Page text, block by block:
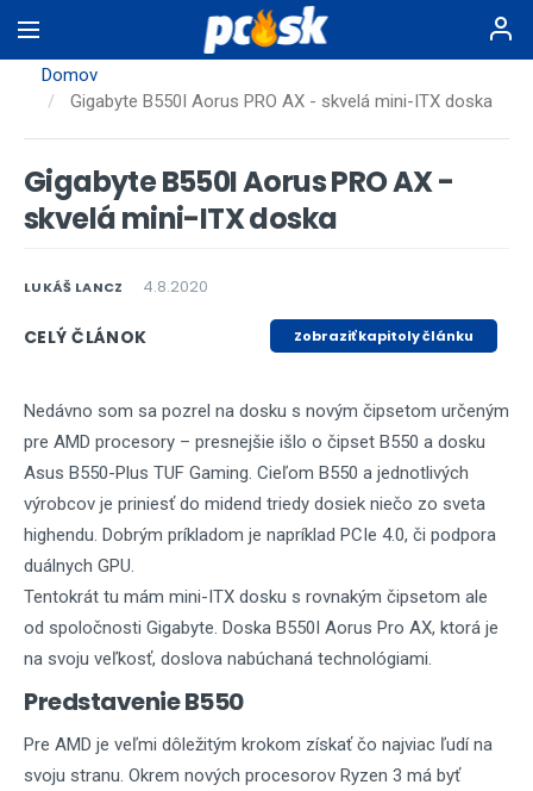
na
hlavnýDomov
Gigabyte B550I Aorus PRO AX - skvelá mini-ITX doska
Gigabyte B550I Aorus PRO AX -
skvelá mini-ITX doska
LUKÁŠ LANCZ 4.8.2020
CELÝ ČLÁNOK Zobraziť kapitoly článku
Nedávno som sa pozrel na dosku s novým čipsetom určeným
pre AMD procesory – presnejšie išlo o čipset B550 a dosku
Asus B550-Plus TUF Gaming. Cieľom B550 a jednotlivých
výrobcov je priniesť do midend triedy dosiek niečo zo sveta
highendu. Dobrým príkladom je napríklad PCIe 4.0, či podpora
duálnych GPU.
Tentokrát tu mám mini-ITX dosku s rovnakým čipsetom ale
od spoločnosti Gigabyte. Doska B550I Aorus Pro AX, ktorá je
na svoju veľkosť, doslova nabúchaná technológiami.
Predstavenie B550
Pre AMD je veľmi dôležitým krokom získať čo najviac ľudí na
svoju stranu. Okrem nových procesorov Ryzen 3 má byť